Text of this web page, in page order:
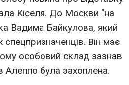
Кіселя. До Москви "на
Вадима Байкулова, який
Він має
особовий склад зазнав
Алеппо була захоплена.